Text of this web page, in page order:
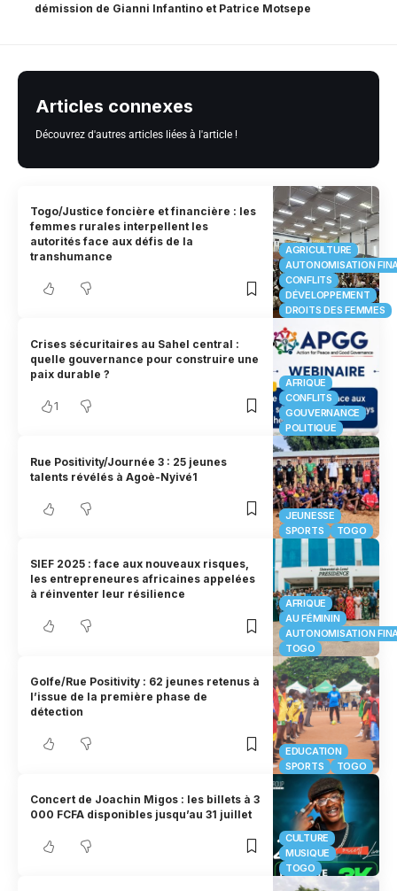
démission de Gianni Infantino et Patrice Motsepe
Articles connexes
Découvrez d'autres articles liées à l'article !
AGRICULTURE
AUTONOMISATION
CONFLITS
DÉVELOPPEMENT
DROITS DES FEMMES
Togo/Justice foncière et financière : les
femmes rurales interpellent les
autorités face aux défis de la
transhumance
AFRIQUE
CONFLITS
GOUVERNANCE
POLITIQUE
Crises sécuritaires au Sahel central :
quelle gouvernance pour construire une
paix durable ?
1
JEUNESSE
SPORTS
TOGO
Rue Positivity/Journée 3 : 25 jeunes
talents révélés à Agoè-Nyivé1
AFRIQUE
AU FÉMININ
AUTONOMISATION
TOGO
SIEF 2025 : face aux nouveaux risques,
les entrepreneures africaines appelées
à réinventer leur résilience
EDUCATION
SPORTS
TOGO
Golfe/Rue Positivity : 62 jeunes retenus à
l’issue de la première phase de
détection
CULTURE
MUSIQUE
TOGO
Concert de Joachin Migos : les billets à 3
000 FCFA disponibles jusqu’au 31 juillet